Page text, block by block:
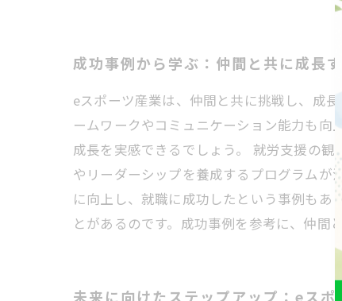
成功事例から学ぶ：仲間と共に成長
eスポーツ産業は、仲間と共に挑戦し、成
ームワークやコミュニケーション能力も
成長を実感できるでしょう。 就労支援の
やリーダーシップを養成するプログラムが
に向上し、就職に成功したという事例もあ
とがあるのです。成功事例を参考に、仲間
未来に向けたステップアップ：eス